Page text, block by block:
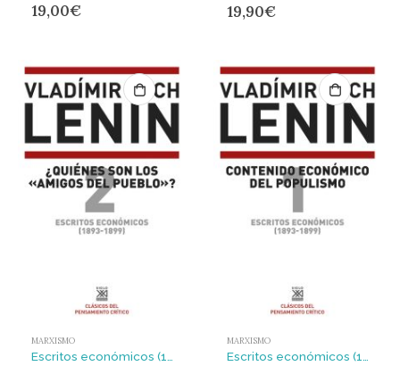
19,00€ 19,90€
MARXISMO MARXISMO